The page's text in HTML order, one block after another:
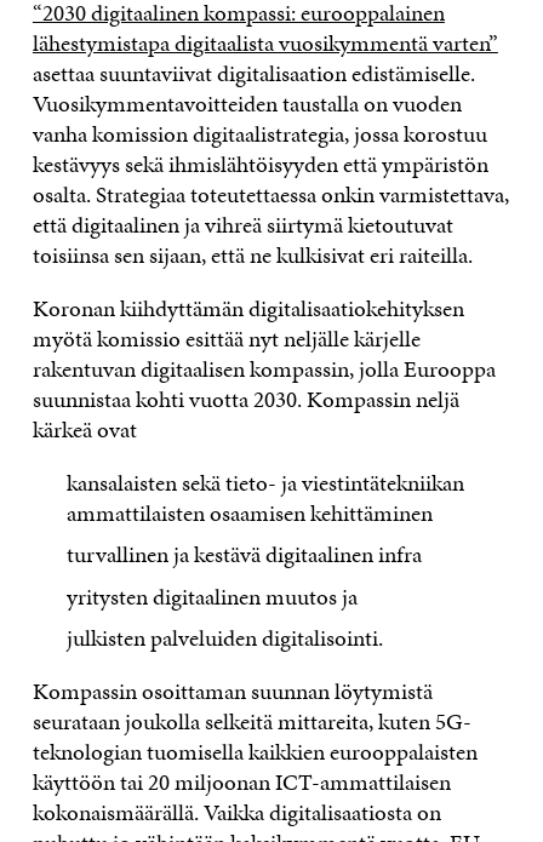
“2030 digitaalinen kompassi: eurooppalainen
lähestymistapa digitaalista vuosikymmentä varten”
asettaa suuntaviivat digitalisaation edistämiselle.
Vuosikymmentavoitteiden taustalla on vuoden
vanha komission digitaalistrategia, jossa korostuu
kestävyys sekä ihmislähtöisyyden että ympäristön
osalta. Strategiaa toteutettaessa onkin varmistettava,
että digitaalinen ja vihreä siirtymä kietoutuvat
toisiinsa sen sijaan, että ne kulkisivat eri raiteilla.
Koronan kiihdyttämän digitalisaatiokehityksen
myötä komissio esittää nyt neljälle kärjelle
rakentuvan digitaalisen kompassin, jolla Eurooppa
suunnistaa kohti vuotta 2030. Kompassin neljä
kärkeä ovat
kansalaisten sekä tieto- ja viestintätekniikan
ammattilaisten osaamisen kehittäminen
turvallinen ja kestävä digitaalinen infra
yritysten digitaalinen muutos ja
julkisten palveluiden digitalisointi.
Kompassin osoittaman suunnan löytymistä
seurataan joukolla selkeitä mittareita, kuten 5G-
teknologian tuomisella kaikkien eurooppalaisten
käyttöön tai 20 miljoonan ICT-ammattilaisen
kokonaismäärällä. Vaikka digitalisaatiosta on